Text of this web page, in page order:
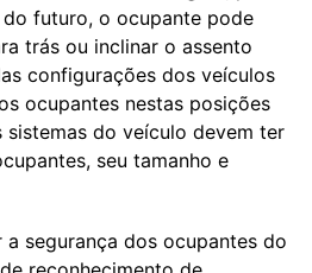
futuro, o ocupante pode
trás ou inclinar o assento
configurações dos veículos
ocupantes nestas posições
sistemas do veículo devem ter
seu tamanho e
a segurança dos ocupantes do